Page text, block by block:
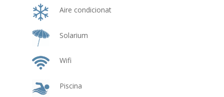
Aire condicionat
Solarium
Wifi
Piscina